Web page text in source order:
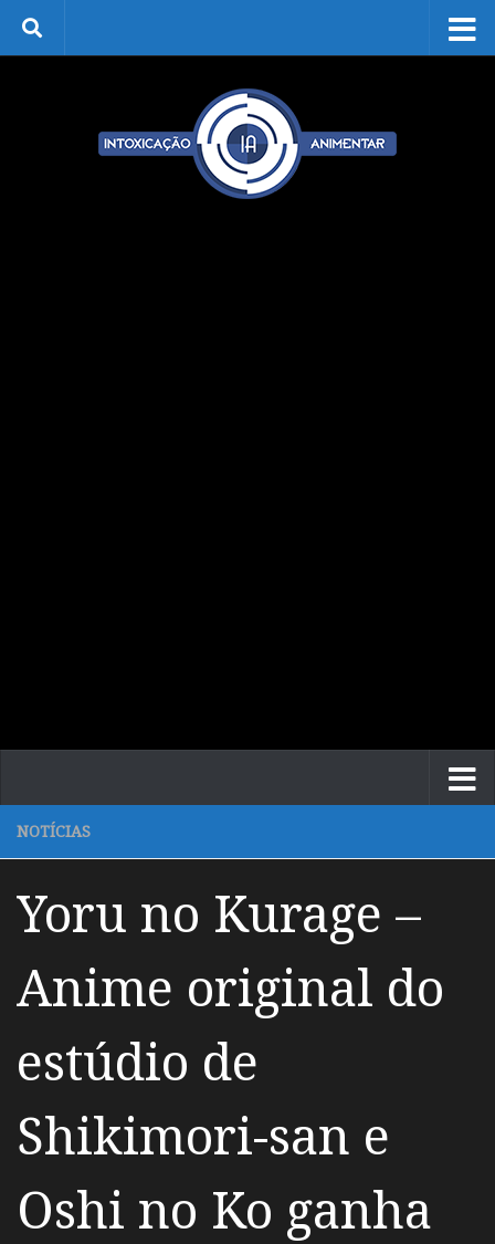
Skip to content
NOTÍCIAS
Yoru no Kurage –
Anime original do
estúdio de
Shikimori-san e
Oshi no Ko ganha